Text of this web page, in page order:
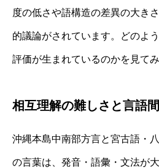
度の低さや語構造の差異の大き
的議論がされています。どのよ
評価が生まれているのかを見てみ
相互理解の難しさと言語
沖縄本島中南部方言と宮古語・
の言葉は、発音・語彙・文法が